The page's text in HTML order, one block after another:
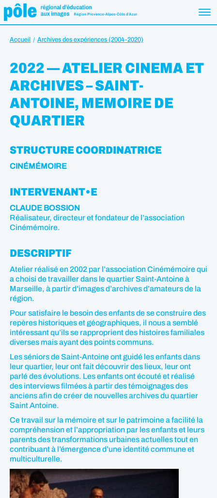
Accueil Archives des expériences (2004-2020)
2022 — ATELIER CINEMA ET
ARCHIVES – SAINT-
ANTOINE, MEMOIRE DE
QUARTIER
STRUCTURE COORDINATRICE
CINÉMÉMOIRE
INTERVENANT•E
CLAUDE BOSSION
Réalisateur, directeur et fondateur de l’association
Cinémémoire.
DESCRIPTIF
Atelier réalisé en 2002 par l’association Cinémémoire qui
a choisi de travailler dans le quartier Saint-Antoine à
Marseille, à partir d’images d’archives d’amateurs de la
région.
Pour satisfaire le besoin des enfants de se construire des
repères historiques et géographiques, il nous a semblé
intéressant qu’ils se rapproprient des histoires familiales
diverses mais ayant des points communs.
Les séniors de Saint-Antoine ont guidé les enfants dans
leur quartier, leur ont fait découvrir des lieux, leur ont
parlé des évolutions. Les enfants ont écouté et réalisé
des interviews filmées à partir des témoignages des
anciens afin de créer de nouvelles archives du quartier
Saint Antoine.
Ce travail sur la mémoire et sur le patrimoine a facilité la
compréhension et l’appropriation par les enfants et leurs
parents des transformations urbaines actuelles tout en
contribuant à l’émergence d’une identité commune et
multiculturelle.